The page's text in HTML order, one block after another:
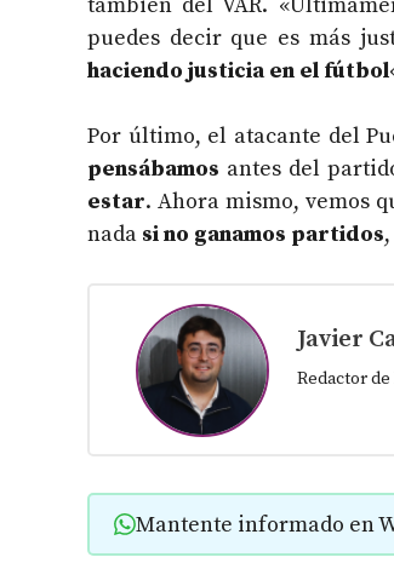
puedes decir que es más
haciendo justicia en el fútbol
Por último, el atacante del
pensábamos antes del
estar. Ahora mismo, vemos
nada si no ganamos partidos
Javier
Redactor
Mantente informado en